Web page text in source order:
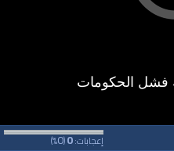
فشل الحكومات
إعجابات:0
(
0
%)